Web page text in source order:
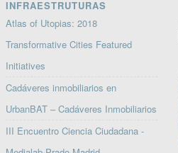
INFRAESTRUTURAS
Atlas of Utopias: 2018
Transformative Cities Featured
Initiatives
Cadáveres inmobiliarios en
UrbanBAT – Cadáveres Inmobiliarios
III Encuentro Ciencia Ciudadana -